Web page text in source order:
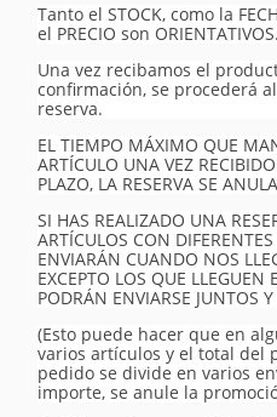
Tanto el STOCK, como la
el PRECIO son ORIENTATIVOS.
Una vez recibamos el
confirmación, se procederá
reserva.
EL TIEMPO MÁXIMO QUE
ARTÍCULO UNA VEZ
PLAZO, LA RESERVA SE
SI HAS REALIZADO UNA
ARTÍCULOS CON
ENVIARÁN CUANDO NOS
EXCEPTO LOS QUE
PODRÁN ENVIARSE JUNTOS
(Esto puede hacer que en
varios artículos y el total del
pedido se divide en varios
importe, se anule la